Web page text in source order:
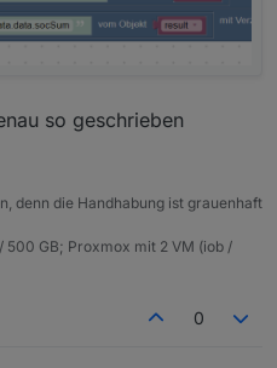
so geschrieben
denn die Handhabung ist grauenhaft
500 GB; Proxmox mit 2 VM (iob /
0